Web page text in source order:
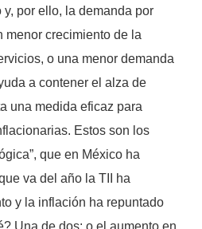
por ello, la demanda por
menor crecimiento de la
o una menor demanda
a contener el alza de
una medida eficaz para
Estos son los
que en México ha
va del año la TII ha
y la inflación ha repuntado